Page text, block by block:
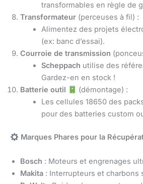
transformables en règle de
Transformateur (perceuses à fil) :
Alimentez des projets
(ex: banc d’essai).
Courroie de transmission
Scheppach utilise des
Gardez-en en stock !
Batterie outil
(démontage) :
Les cellules 18650 des
pour des batteries custom
Marques Phares pour la
Bosch : Moteurs et engrenages
Makita : Interrupteurs et charbons